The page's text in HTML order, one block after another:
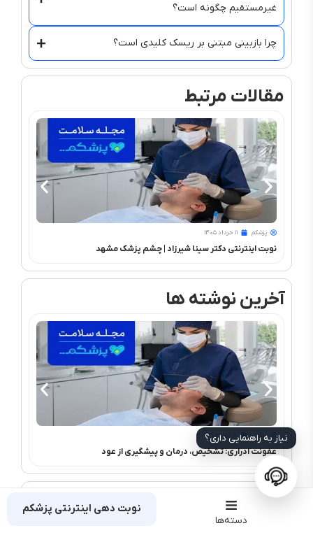
دسته‌ها
نوبت دهی اینترنتی پزشکم
غیرمستقیم چگونه است؟
چرا بازبینی مبتنی بر ریسک کلیدی است؟
مقالات مرتبط
پزشکم ۱۱ خرداد ۱۴۰۵
نوبت اینترنتی دکتر سینا شیرزاد | چشم‌ پزشک مشهد
آخرین نوشته ها
پزشکم
عفونت ادراری: تشخیص، درمان و پیشگیری از عود
نظرات
نیاز به راهنمایی داری؟